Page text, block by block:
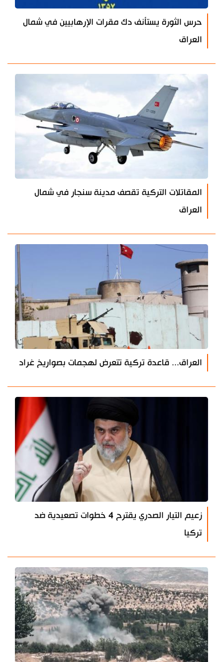
حرس الثورة يستأنف دك مقرات الإرهابيين في شمال
العراق
المقاتلات التركية تقصف مدينة سنجار في شمال
العراق
العراق... قاعدة تركية تتعرض لهجمات بصواريخ غراد
زعيم التيار الصدري يقترح 4 خطوات تصعيدية ضد
تركيا